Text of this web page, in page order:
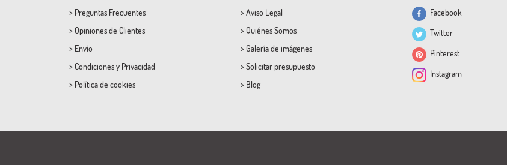
> Preguntas Frecuentes
> Opiniones de Clientes
> Envío
> Condicionesy Privacidad
> Política de cookies
> Aviso Legal
> Quiénes Somos
> Galería de imágenes
> Solicitar presupuesto
> Blog
Facebook
Twitter
Pinterest
Instagram